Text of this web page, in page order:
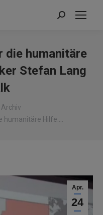
Search:
die humanitäre
Stefan Lang
Archiv
humanitäre Hilfe.…
Apr.
24